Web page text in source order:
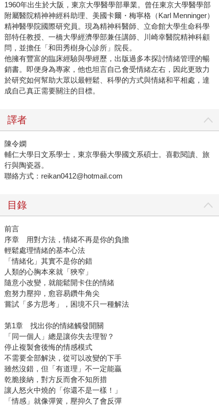
1960年出生於大阪，東京大學醫學部畢業。曾任東京大學醫學部
附屬醫院精神神經科助理、美國卡爾・梅寧格（Karl Menninger）
精神醫學院國際研究員。現為精神科醫師、立命館大學生命科學
部特任教授、一橋大學經濟學部兼任講師、川崎幸醫院精神科顧
問，並擔任「和田秀樹身心診所」院長。
他擁有豐富的臨床經驗與學經歷，出版過多本探討情緒管理的暢
銷書。即便身為專家，他也坦言自己會受情緒左右，因此更致力
於研究如何幫助大眾以最輕鬆、科學的方式與情緒和平相處，達
成自己真正需要關注的目標。
譯者
陳令嫻
輔仁大學日文系學士，東京學藝大學國文系碩士。喜歡閱讀、旅
行與陶瓷器。
聯絡方式：reikan0412@hotmail.com
目錄
前言
序章 用對方法，情緒不再是你的負擔
輕鬆處理情緒的基本心法
「情緒化」其實不是你的錯
人類的心胸本來就「狹窄」
隨意小改變，就能鬆開卡住的情緒
愈努力壓抑，愈容易鑽牛角尖
嘗試「多方思考」，困境不只一種解法
第1章 找出你的情緒觸發開關
「同一個人」總是讓你失去理智？
停止複製會後悔的情感模式
不需要全部解決，從可以改變的下手
雖然沒錯，但「有道理」不一定能贏
乾脆接納，對方反而會不知所措
讓人怒火中燒的「你還不是一樣！」
「情感」就像彈簧，壓抑久了會反彈